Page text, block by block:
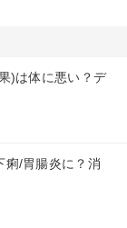
)は体に悪い？デ
痢/胃腸炎に？消